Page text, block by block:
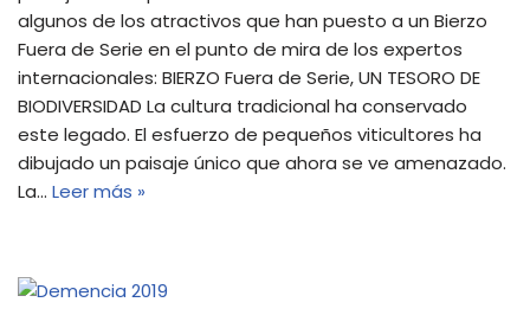
algunos de los atractivos que han puesto a un Bierzo
Fuera de Serie en el punto de mira de los expertos
internacionales: BIERZO Fuera de Serie, UN TESORO DE
BIODIVERSIDAD La cultura tradicional ha conservado
este legado. El esfuerzo de pequeños viticultores ha
dibujado un paisaje único que ahora se ve amenazado.
La… Leer más »